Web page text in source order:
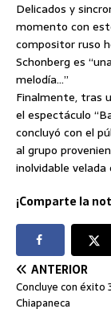
Delicados y
momento con
compositor ruso
Schonberg es
melodía…”
Finalmente, tras
el espectáculo
concluyó con el
al grupo
inolvidable
¡Comparte la
ANTERIOR
Concluye con éxito
Chiapaneca